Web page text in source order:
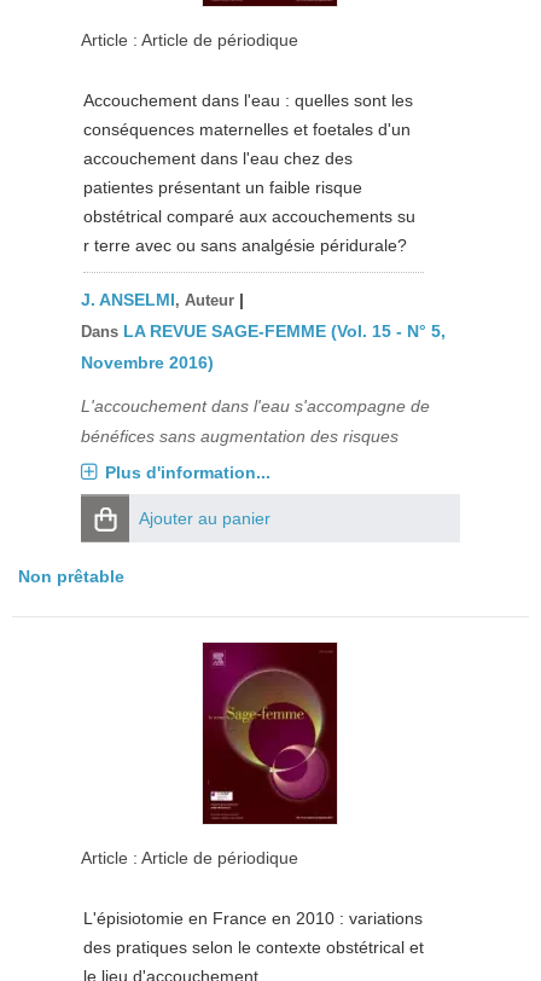
Article : Article de périodique
Accouchement dans l'eau : quelles sont les
conséquences maternelles et foetales d'un
accouchement dans l'eau chez des
patientes présentant un faible risque
obstétrical comparé aux accouchements su
r terre avec ou sans analgésie péridurale?
J. ANSELMI, Auteur |
Dans LA REVUE SAGE-FEMME (Vol. 15 - N° 5,
Novembre 2016)
L'accouchement dans l'eau s'accompagne de
bénéfices sans augmentation des risques
Plus d'information...
Ajouter au panier
Non prêtable
Article : Article de périodique
L'épisiotomie en France en 2010 : variations
des pratiques selon le contexte obstétrical et
le lieu d'accouchement